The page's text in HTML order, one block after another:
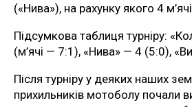
(«Нива»), на рахунку якого 4
Підсумкова таблиця турніру:
(м’ячі — 7:1), «Нива» — 4 (5:0),
Після турніру у деяких наших
прихильників мотоболу почали